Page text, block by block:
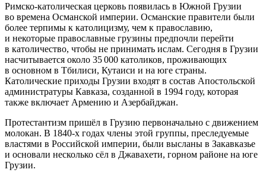
Римско-католическая церковь появилась в Южной Грузии
во времена Османской империи. Османские правители были
более терпимы к католицизму, чем к православию,
и некоторые православные грузины предпочли перейти
в католичество, чтобы не принимать ислам. Сегодня в Грузии
насчитывается около 35 000 католиков, проживающих
в основном в Тбилиси, Кутаиси и на юге страны.
Католические приходы Грузии входят в состав Апостольской
администратуры Кавказа, созданной в 1994 году, которая
также включает Армению и Азербайджан.
Протестантизм пришёл в Грузию первоначально с движением
молокан. В 1840-х годах члены этой группы, преследуемые
властями в Российской империи, были высланы в Закавказье
и основали несколько сёл в Джавахети, горном районе на юге
Грузии.